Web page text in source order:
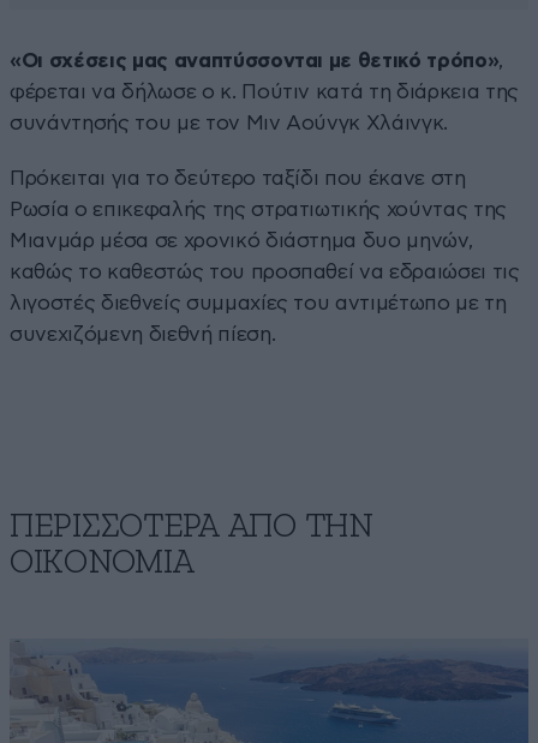
«Οι σχέσεις μας αναπτύσσονται με θετικό τρόπο»,
φέρεται να δήλωσε ο κ. Πούτιν κατά τη διάρκεια της
συνάντησής του με τον Μιν Αούνγκ Χλάινγκ.
Πρόκειται για το δεύτερο ταξίδι που έκανε στη
Ρωσία ο επικεφαλής της στρατιωτικής χούντας της
Μιανμάρ μέσα σε χρονικό διάστημα δυο μηνών,
καθώς το καθεστώς του προσπαθεί να εδραιώσει τις
λιγοστές διεθνείς συμμαχίες του αντιμέτωπο με τη
συνεχιζόμενη διεθνή πίεση.
ΠΕΡΙΣΣΟΤΕΡΑ ΑΠΟ ΤΗΝ
ΟΙΚΟΝΟΜΙΑ